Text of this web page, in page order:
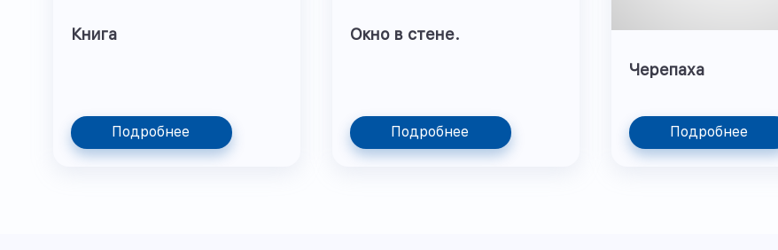
Книга
Подробнее
Окно в стене.
Подробнее
Черепаха
Подробнее